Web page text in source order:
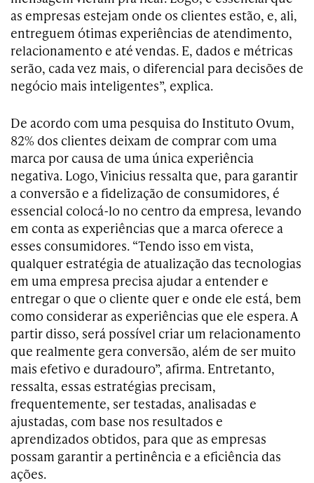
as empresas estejam onde os clientes estão, e, ali,
entreguem ótimas experiências de atendimento,
relacionamento e até vendas. E, dados e métricas
serão, cada vez mais, o diferencial para decisões de
negócio mais inteligentes”, explica.
De acordo com uma pesquisa do Instituto Ovum,
82% dos clientes deixam de comprar com uma
marca por causa de uma única experiência
negativa. Logo, Vinicius ressalta que, para garantir
a conversão e a fidelização de consumidores, é
essencial colocá-lo no centro da empresa, levando
em conta as experiências que a marca oferece a
esses consumidores. “Tendo isso em vista,
qualquer estratégia de atualização das tecnologias
em uma empresa precisa ajudar a entender e
entregar o que o cliente quer e onde ele está, bem
como considerar as experiências que ele espera. A
partir disso, será possível criar um relacionamento
que realmente gera conversão, além de ser muito
mais efetivo e duradouro”, afirma. Entretanto,
ressalta, essas estratégias precisam,
frequentemente, ser testadas, analisadas e
ajustadas, com base nos resultados e
aprendizados obtidos, para que as empresas
possam garantir a pertinência e a eficiência das
ações.